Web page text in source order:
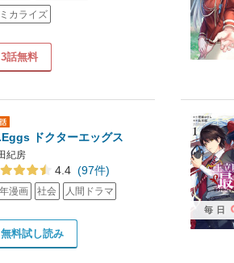
カライズ
3話無料
ドクターエッグス
紀房
4.4 (97件)
漫画 社会 人間ドラマ
無料試し読み
毎日